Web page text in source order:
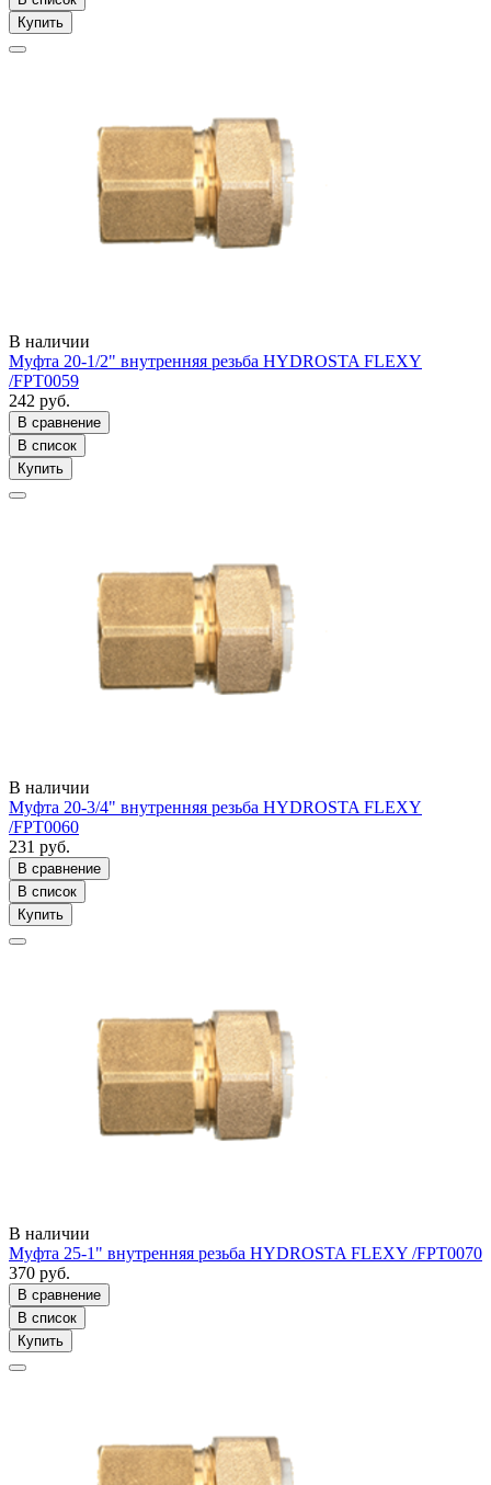
Купить
В наличии
Муфта 20-1/2" внутренняя резьба HYDROSTA FLEXY
/FPT0059
242 руб.
В сравнение
В список
Купить
В наличии
Муфта 20-3/4" внутренняя резьба HYDROSTA FLEXY
/FPT0060
231 руб.
В сравнение
В список
Купить
В наличии
Муфта 25-1" внутренняя резьба HYDROSTA FLEXY /FPT0070
370 руб.
В сравнение
В список
Купить